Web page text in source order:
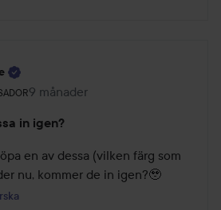
roll: Ambassador.
9 månader
Inlägget skapades 9 månader
in igen?
en av dessa (vilken färg som
nu, kommer de in igen?🥹